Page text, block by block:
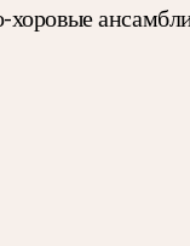
хоровые